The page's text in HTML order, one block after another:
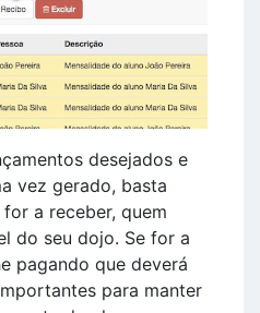
desejados e
vez gerado, basta
a receber, quem
do seu dojo. Se for a
pagando que deverá
para manter